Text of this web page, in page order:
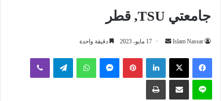
جامعتي TSU, قطر
Islam Nassar
أرسل
إلكترونيا
17 مايو، 2023 دقيقة واحدة
لينكدإن بينتيريستماسنجر واتساب تيلقرام ڤايبر
لاين مشاركة عبر البريد طباعة